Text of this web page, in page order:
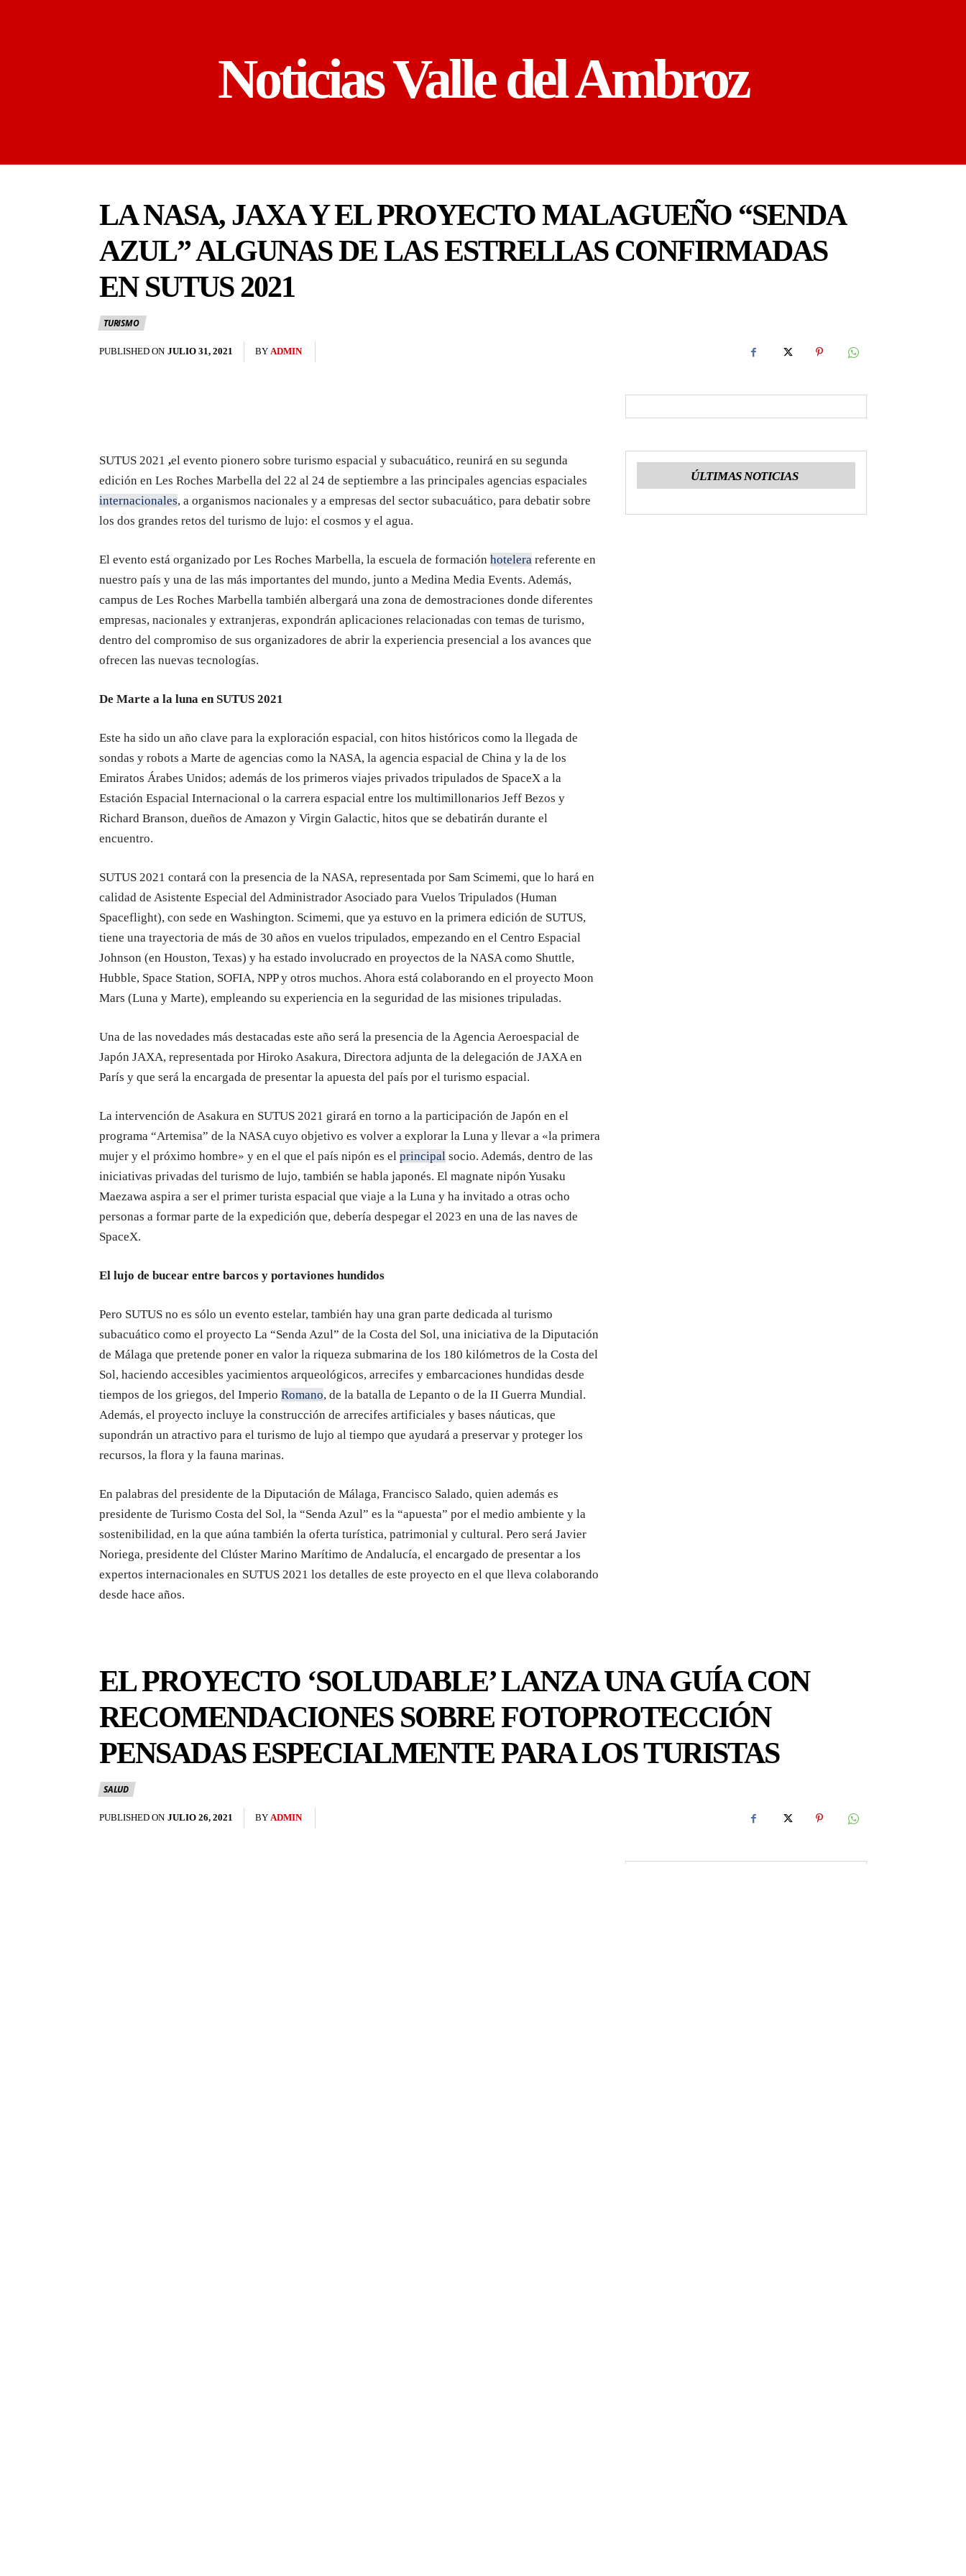
Noticias Valle del Ambroz
LA NASA, JAXA Y EL PROYECTO MALAGUEÑO “SENDA
AZUL” ALGUNAS DE LAS ESTRELLAS CONFIRMADAS
EN SUTUS 2021
TURISMO
PUBLISHED ON JULIO 31, 2021 BY ADMIN
SUTUS 2021 ,el evento pionero sobre turismo espacial y subacuático, reunirá en su segunda
edición en Les Roches Marbella del 22 al 24 de septiembre a las principales agencias espaciales
internacionales, a organismos nacionales y a empresas del sector subacuático, para debatir sobre
los dos grandes retos del turismo de lujo: el cosmos y el agua.
El evento está organizado por Les Roches Marbella, la escuela de formación hotelera referente en
nuestro país y una de las más importantes del mundo, junto a Medina Media Events. Además,
campus de Les Roches Marbella también albergará una zona de demostraciones donde diferentes
empresas, nacionales y extranjeras, expondrán aplicaciones relacionadas con temas de turismo,
dentro del compromiso de sus organizadores de abrir la experiencia presencial a los avances que
ofrecen las nuevas tecnologías.
De Marte a la luna en SUTUS 2021
Este ha sido un año clave para la exploración espacial, con hitos históricos como la llegada de
sondas y robots a Marte de agencias como la NASA, la agencia espacial de China y la de los
Emiratos Árabes Unidos; además de los primeros viajes privados tripulados de SpaceX a la
Estación Espacial Internacional o la carrera espacial entre los multimillonarios Jeff Bezos y
Richard Branson, dueños de Amazon y Virgin Galactic, hitos que se debatirán durante el
encuentro.
SUTUS 2021 contará con la presencia de la NASA, representada por Sam Scimemi, que lo hará en
calidad de Asistente Especial del Administrador Asociado para Vuelos Tripulados (Human
Spaceflight), con sede en Washington. Scimemi, que ya estuvo en la primera edición de SUTUS,
tiene una trayectoria de más de 30 años en vuelos tripulados, empezando en el Centro Espacial
Johnson (en Houston, Texas) y ha estado involucrado en proyectos de la NASA como Shuttle,
Hubble, Space Station, SOFIA, NPP y otros muchos. Ahora está colaborando en el proyecto Moon
Mars (Luna y Marte), empleando su experiencia en la seguridad de las misiones tripuladas.
Una de las novedades más destacadas este año será la presencia de la Agencia Aeroespacial de
Japón JAXA, representada por Hiroko Asakura, Directora adjunta de la delegación de JAXA en
París y que será la encargada de presentar la apuesta del país por el turismo espacial.
La intervención de Asakura en SUTUS 2021 girará en torno a la participación de Japón en el
programa “Artemisa” de la NASA cuyo objetivo es volver a explorar la Luna y llevar a «la primera
mujer y el próximo hombre» y en el que el país nipón es el principal socio. Además, dentro de las
iniciativas privadas del turismo de lujo, también se habla japonés. El magnate nipón Yusaku
Maezawa aspira a ser el primer turista espacial que viaje a la Luna y ha invitado a otras ocho
personas a formar parte de la expedición que, debería despegar el 2023 en una de las naves de
SpaceX.
El lujo de bucear entre barcos y portaviones hundidos
Pero SUTUS no es sólo un evento estelar, también hay una gran parte dedicada al turismo
subacuático como el proyecto La “Senda Azul” de la Costa del Sol, una iniciativa de la Diputación
de Málaga que pretende poner en valor la riqueza submarina de los 180 kilómetros de la Costa del
Sol, haciendo accesibles yacimientos arqueológicos, arrecifes y embarcaciones hundidas desde
tiempos de los griegos, del Imperio Romano, de la batalla de Lepanto o de la II Guerra Mundial.
Además, el proyecto incluye la construcción de arrecifes artificiales y bases náuticas, que
supondrán un atractivo para el turismo de lujo al tiempo que ayudará a preservar y proteger los
recursos, la flora y la fauna marinas.
En palabras del presidente de la Diputación de Málaga, Francisco Salado, quien además es
presidente de Turismo Costa del Sol, la “Senda Azul” es la “apuesta” por el medio ambiente y la
sostenibilidad, en la que aúna también la oferta turística, patrimonial y cultural. Pero será Javier
Noriega, presidente del Clúster Marino Marítimo de Andalucía, el encargado de presentar a los
expertos internacionales en SUTUS 2021 los detalles de este proyecto en el que lleva colaborando
desde hace años.
ÚLTIMAS NOTICIAS